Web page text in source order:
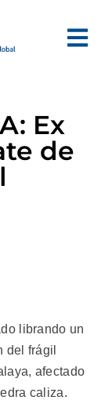
Ex
de
librando un
del frágil
afectado
caliza.